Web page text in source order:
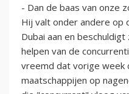
- Dan de baas van onze
Hij valt onder andere op
Dubai aan en
helpen van de
vreemd dat vorige week
maatschappijen op